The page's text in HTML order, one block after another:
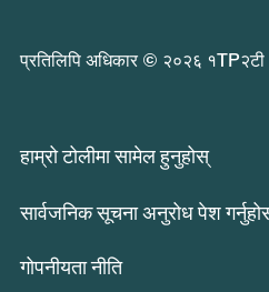
प्रतिलिपि अधिकार © २०२६
हाम्रो टोलीमा सामेल हुनुहोस्
सार्वजनिक सूचना अनुरोध पेश
गोपनीयता नीति